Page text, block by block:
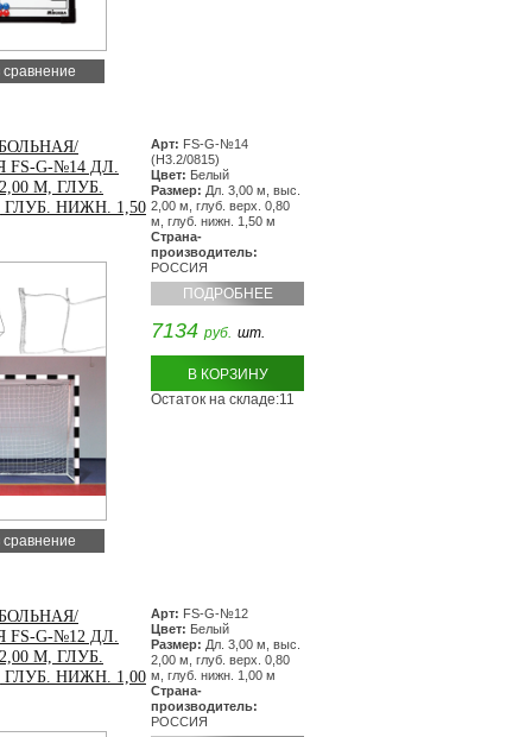
сравнение
G-№14 ДЛ.
М, ГЛУБ.
ГЛУБ. НИЖН. 1,50
сравнение
Арт: FS-G-№14
(H3.2/0815)
Цвет: Белый
Размер: Дл. 3,00 м, выс.
2,00 м, глуб. верх. 0,80
м, глуб. нижн. 1,50 м
Страна-
производитель:
РОССИЯ
ПОДРОБНЕЕ
7134 руб. шт.
В КОРЗИНУ
Остаток на складе:11
G-№12 ДЛ.
М, ГЛУБ.
ГЛУБ. НИЖН. 1,00
Арт: FS-G-№12
Цвет: Белый
Размер: Дл. 3,00 м, выс.
2,00 м, глуб. верх. 0,80
м, глуб. нижн. 1,00 м
Страна-
производитель:
РОССИЯ